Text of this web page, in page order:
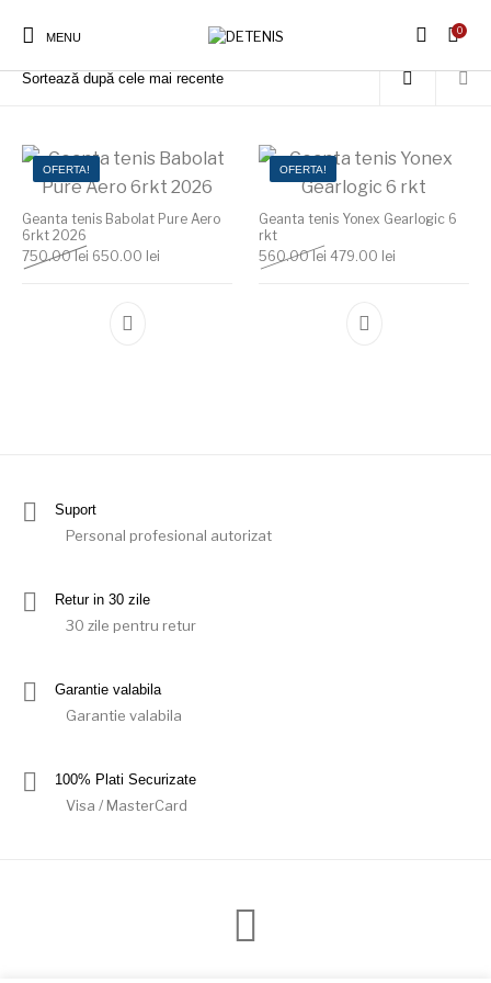
MENU
0
Prima pagină Produse etichetate „Geanta tenis profesionala”
OFERTA!
Geanta tenis Babolat Pure Aero
6rkt 2026
750.00lei Prețul inițial a fost: 750.00 lei.
650.00 lei Prețul curent este: 650.00 lei.
OFERTA!
Geanta tenis Yonex Gearlogic 6
rkt
560.00 lei Prețul inițial a fost:
479.00 lei
Acest produs
Suport
Personal profesional autorizat
Retur in 30 zile
30 zile pentru retur
Garantie valabila
Garantie valabila
100% Plati Securizate
Visa / MasterCard